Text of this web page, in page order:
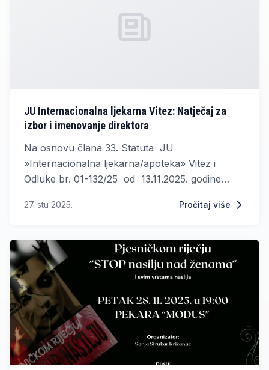
JU Internacionalna ljekarna Vitez: Natječaj za
izbor i imenovanje direktora
Na osnovu člana 33. Statuta JU
»Internacionalna ljekarna/apoteka» Vitez i
Odluke br. 01-132/25 od 13.11.2025. godine
27. stu 2025. Pročitaj više